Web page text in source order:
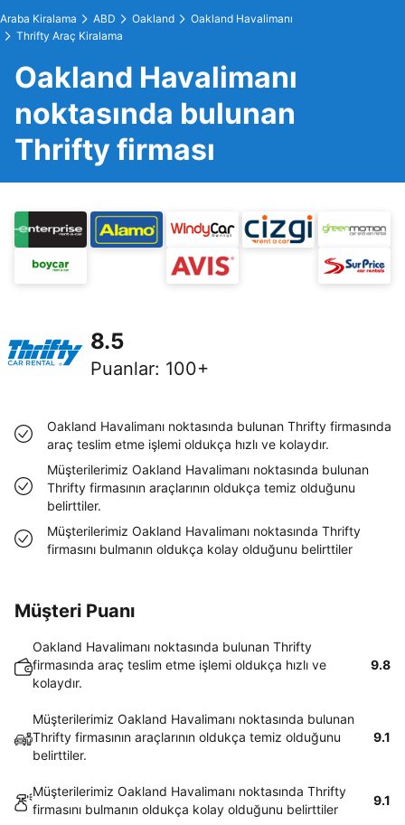
Araba Kiralama ABD Oakland
Oakland Havalimanı
Thrifty Araç Kiralama
Oakland Havalimanı
noktasında bulunan
Thrifty firması
8.5
Puanlar: 100+
Oakland Havalimanı noktasında bulunan Thrifty firmasında
araç teslim etme işlemi oldukça hızlı ve kolaydır.
Müşterilerimiz Oakland Havalimanı noktasında bulunan
Thrifty firmasının araçlarının oldukça temiz olduğunu
belirttiler.
Müşterilerimiz Oakland Havalimanı noktasında Thrifty
firmasını bulmanın oldukça kolay olduğunu belirttiler
Müşteri Puanı
Oakland Havalimanı noktasında bulunan Thrifty
firmasında araç teslim etme işlemi oldukça hızlı ve
kolaydır.
9.8
Müşterilerimiz Oakland Havalimanı noktasında bulunan
Thrifty firmasının araçlarının oldukça temiz olduğunu
belirttiler.
9.1
Müşterilerimiz Oakland Havalimanı noktasında Thrifty
firmasını bulmanın oldukça kolay olduğunu belirttiler
9.1